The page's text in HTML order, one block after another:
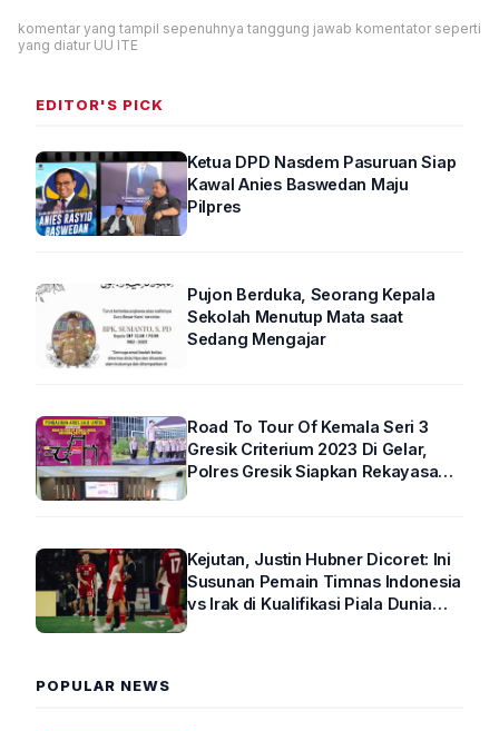
komentar yang tampil sepenuhnya tanggung jawab komentator seperti
yang diatur UU ITE
EDITOR'S PICK
Ketua DPD Nasdem Pasuruan Siap
Kawal Anies Baswedan Maju
Pilpres
Pujon Berduka, Seorang Kepala
Sekolah Menutup Mata saat
Sedang Mengajar
Road To Tour Of Kemala Seri 3
Gresik Criterium 2023 Di Gelar,
Polres Gresik Siapkan Rekayasa
Kejutan, Justin Hubner Dicoret: Ini
Susunan Pemain Timnas Indonesia
vs Irak di Kualifikasi Piala Dunia
POPULAR NEWS